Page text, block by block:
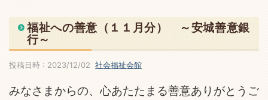
福祉への善意（１１月分） ～安城善意銀
行～
投稿日時 : 2023/12/02 社会福祉会館
みなさまからの、心あたたまる善意ありがとうご